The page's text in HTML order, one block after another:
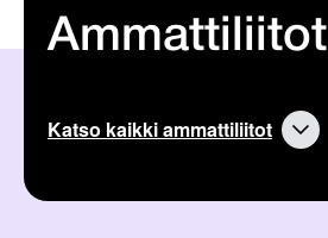
Ammattiliitot
Katso kaikki ammattiliitot